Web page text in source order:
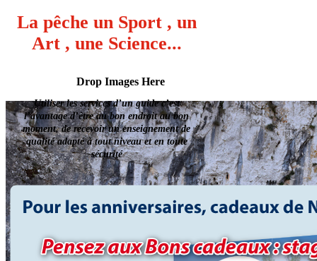
La pêche un Sport , un
Art , une Science...
Drop Images Here
Utiliser les services dʼun guide cʼest
lʼavantage dʼêtre au bon endroit au bon
moment, de recevoir un enseignement de
qualité adapté à tout niveau et en toute
sécurité